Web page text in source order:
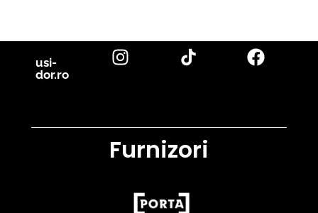
usi-
dor.ro
Furnizori